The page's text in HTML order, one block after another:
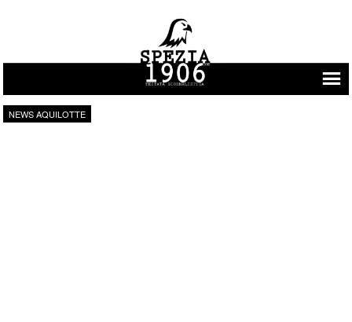
Vai al contenuto
NEWS AQUILOTTE